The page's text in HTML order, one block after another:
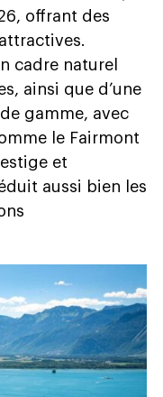
offrant des
cadre naturel
ainsi que d’une
gamme, avec
le Fairmont
et
aussi bien les